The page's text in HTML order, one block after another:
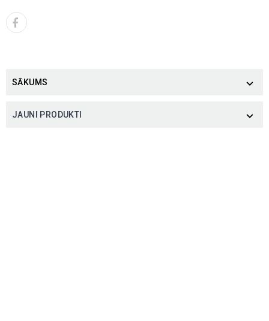
SĀKUMS 
JAUNI PRODUKTI 